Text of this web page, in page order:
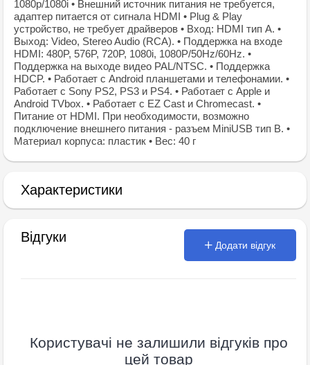
1080p/1080i • Внешний источник питания не требуется,
адаптер питается от сигнала HDMI • Plug & Play
устройство, не требует драйверов • Вход: HDMI тип А. •
Выход: Video, Stereo Audio (RCA). • Поддержка на входе
HDMI: 480P, 576P, 720P, 1080i, 1080P/50Hz/60Hz. •
Поддержка на выходе видео PAL/NTSC. • Поддержка
HDCP. • Работает с Android планшетами и телефонамии. •
Работает с Sony PS2, PS3 и PS4. • Работает с Apple и
Android TVbox. • Работает с EZ Cast и Chromecast. •
Питание от HDMI. При необходимости, возможно
подключение внешнего питания - разъем MiniUSB тип B. •
Материал корпуса: пластик • Вес: 40 г
Характеристики
Відгуки
Додати відгук
Користувачі не залишили відгуків про
цей товар